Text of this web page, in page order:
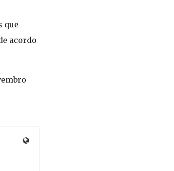
que
acordo